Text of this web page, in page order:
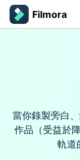
Filmora
當你錄製旁白
作品（受益於
軌道